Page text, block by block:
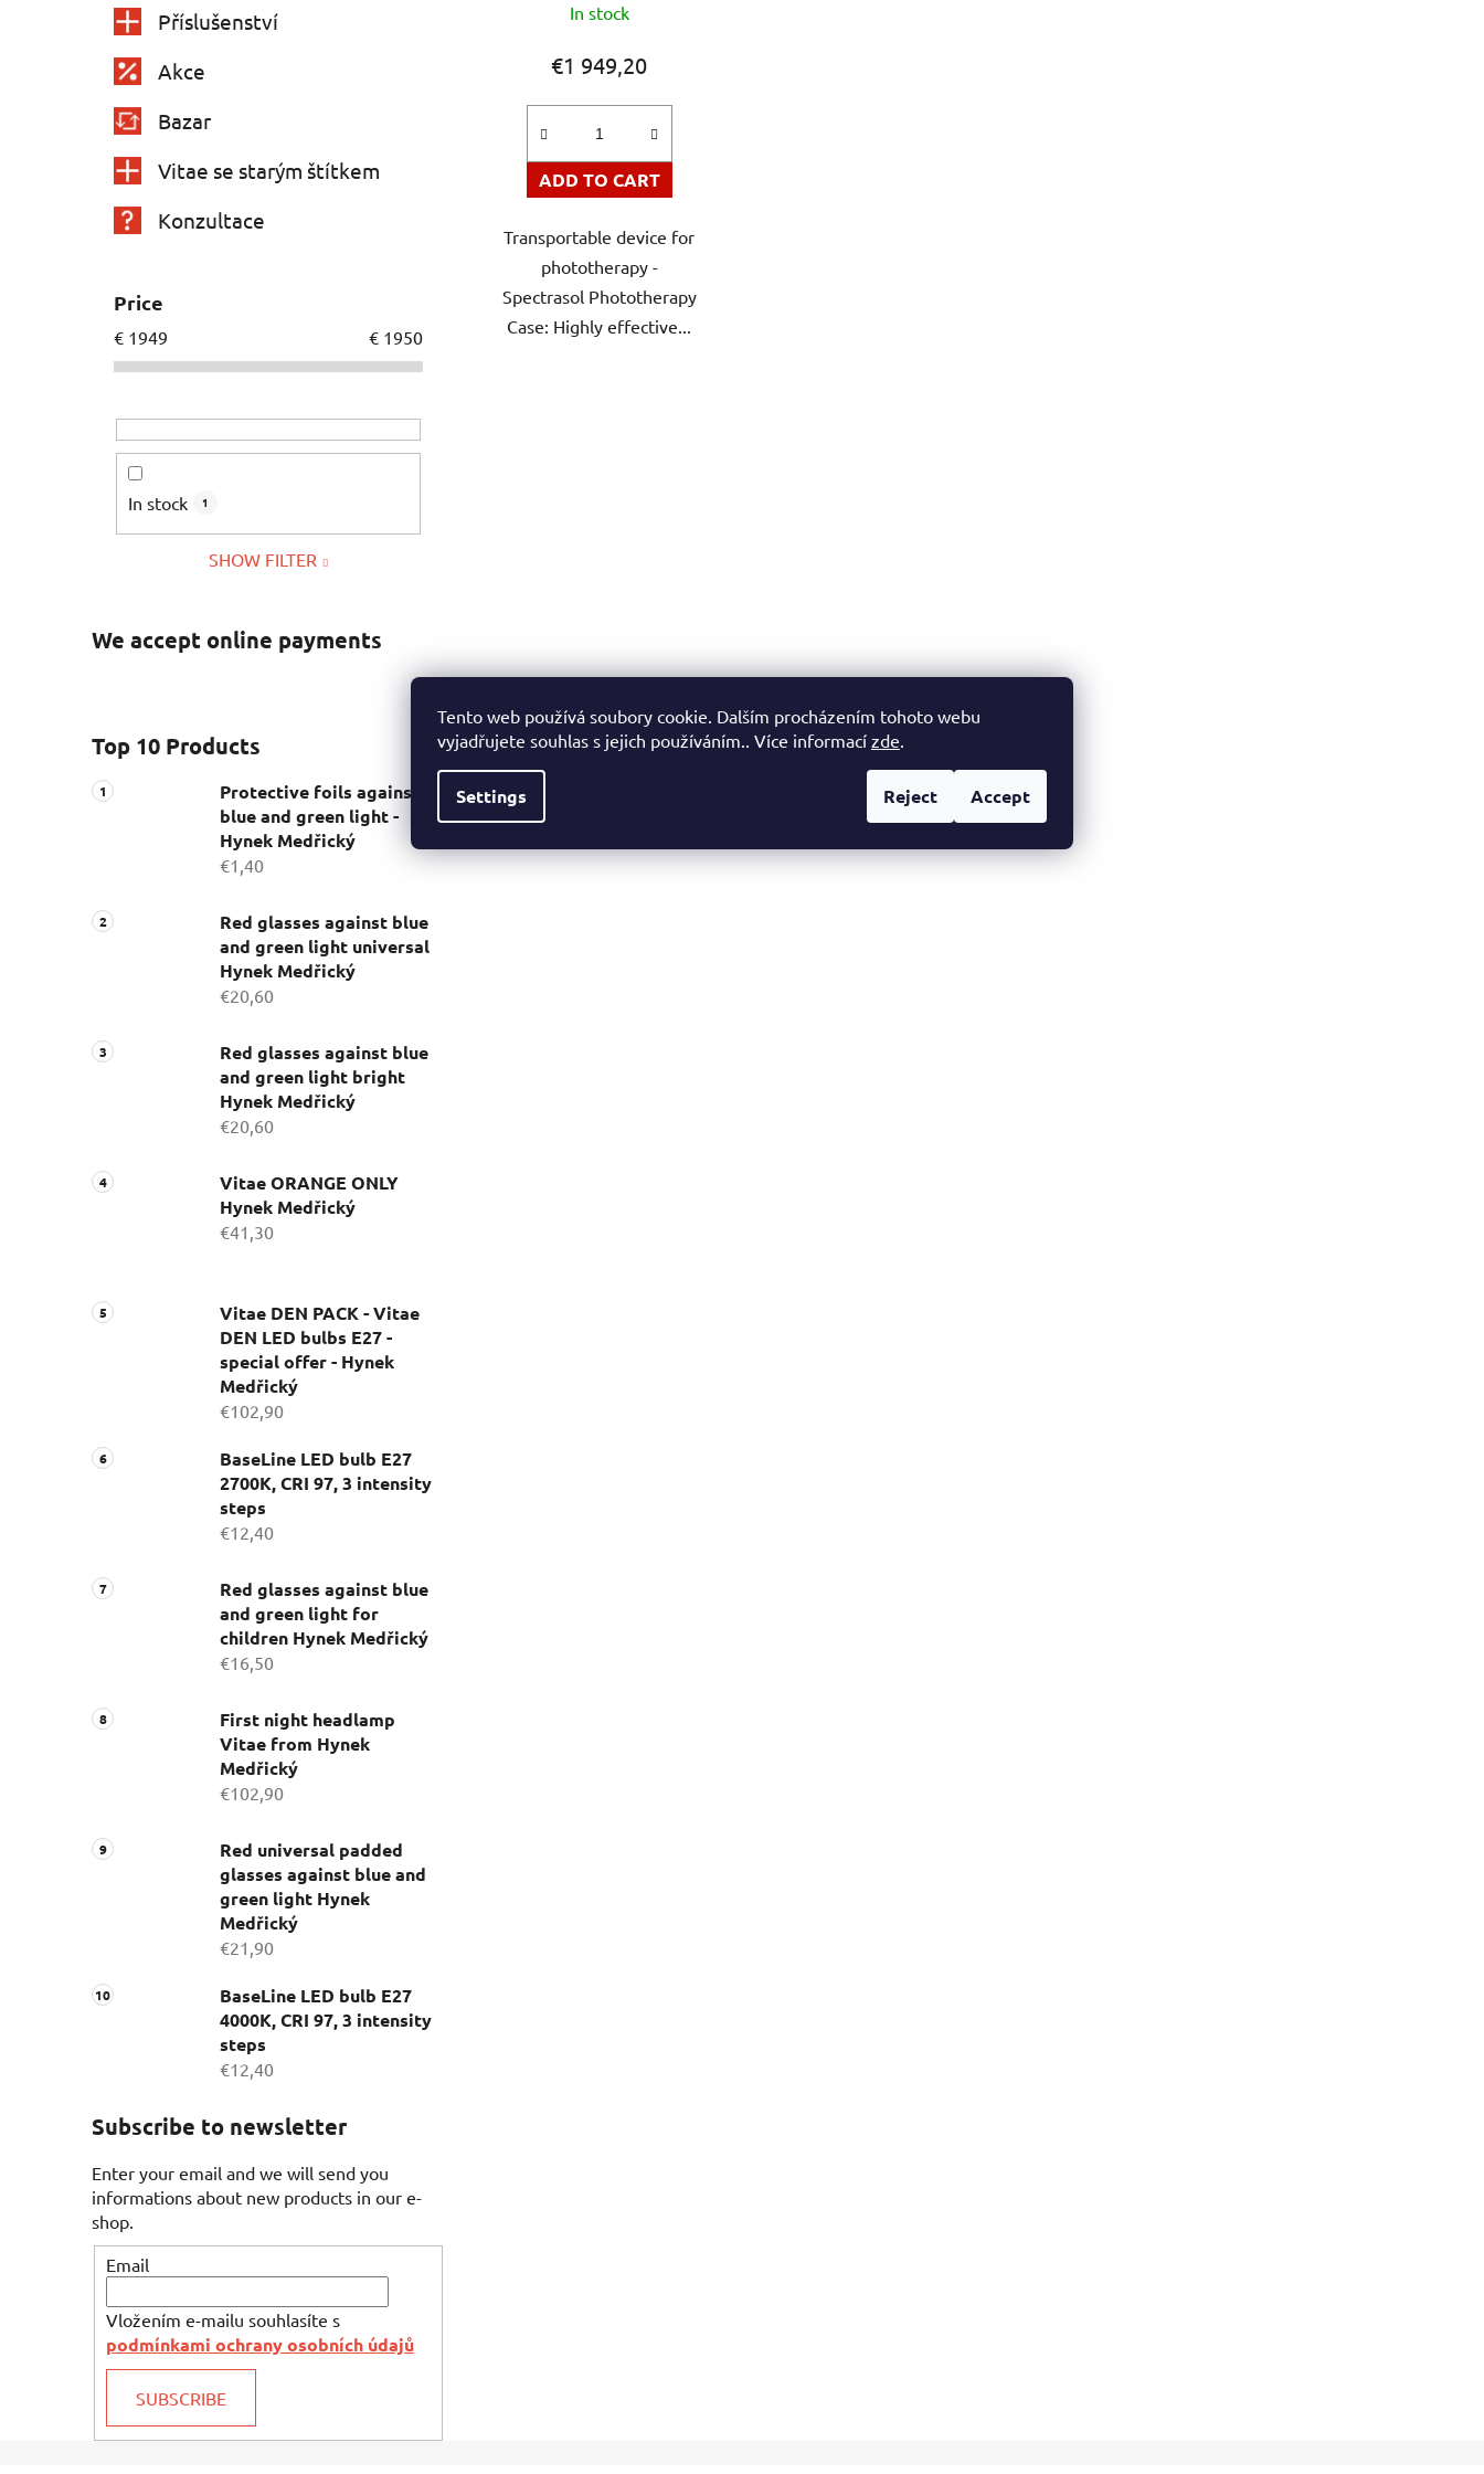
Tento web používá soubory cookie. Dalším procházením tohoto webu
vyjadřujete souhlas s jejich používáním.. Více informací zde
Settings Reject Accept
Příslušenství
Akce
Bazar
Vitae se starým štítkem
Konzultace
Price
€ 1949 € 1950
In stock 1
SHOW FILTER
We accept online payments
Top 10 Products
Protective foils against
blue and green light -
Hynek Medřický
€1,40
Red glasses against blue
and green light universal
Hynek Medřický
€20,60
Red glasses against blue
and green light bright
Hynek Medřický
€20,60
Vitae ORANGE ONLY
Hynek Medřický
€41,30
Vitae DEN PACK - Vitae
DEN LED bulbs E27 -
special offer - Hynek
Medřický
€102,90
BaseLine LED bulb E27
2700K, CRI 97, 3 intensity
steps
€12,40
Red glasses against blue
and green light for
children Hynek Medřický
€16,50
First night headlamp
Vitae from Hynek
Medřický
€102,90
Red universal padded
glasses against blue and
green light Hynek
Medřický
€21,90
BaseLine LED bulb E27
4000K, CRI 97, 3 intensity
steps
€12,40
Subscribe to newsletter
Enter your email and we will send you
informations about new products in our e-
shop.
Email
Vložením e-mailu souhlasíte s
podmínkami ochrany osobních údajů
SUBSCRIBE
In stock
€1 949,20
ADD TO CART
Transportable device for
phototherapy -
Spectrasol Phototherapy
Case: Highly effective...
r
l